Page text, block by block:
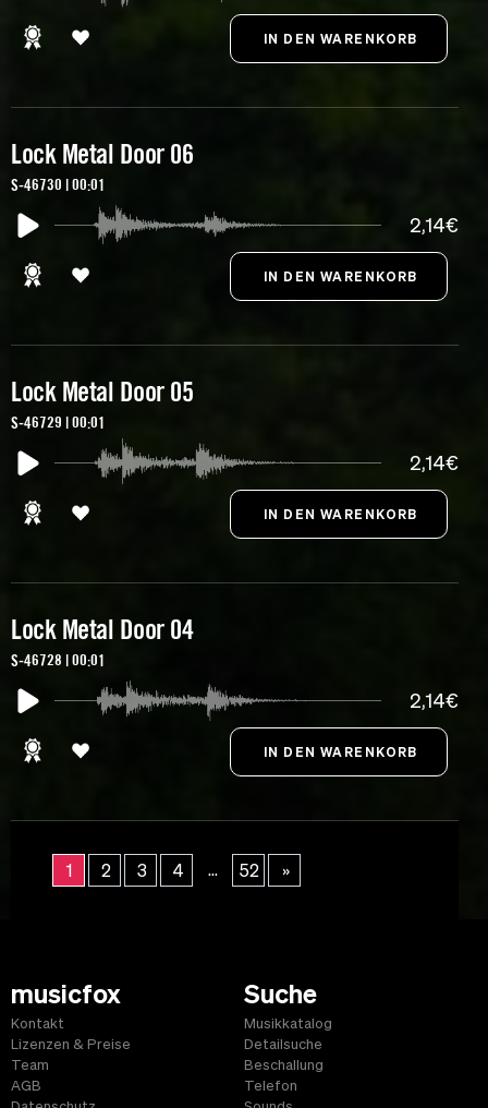
Lock Metal Door 06
S-46730 | 00:01
2,14€
Lock Metal Door 05
S-46729 | 00:01
2,14€
Lock Metal Door 04
S-46728 | 00:01
2,14€
1 2 3 4 ... 52 »
musicfox
Kontakt
Lizenzen & Preise
Team
AGB
Suche
Musikkatalog
Detailsuche
Beschallung
Telefon